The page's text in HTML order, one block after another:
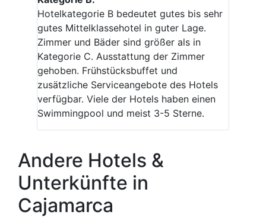
Hotelkategorie B bedeutet gutes bis sehr
gutes Mittelklassehotel in guter Lage.
Zimmer und Bäder sind größer als in
Kategorie C. Ausstattung der Zimmer
gehoben. Frühstücksbuffet und
zusätzliche Serviceangebote des Hotels
verfügbar. Viele der Hotels haben einen
Swimmingpool und meist 3-5 Sterne.
Andere Hotels &
Unterkünfte in
Cajamarca